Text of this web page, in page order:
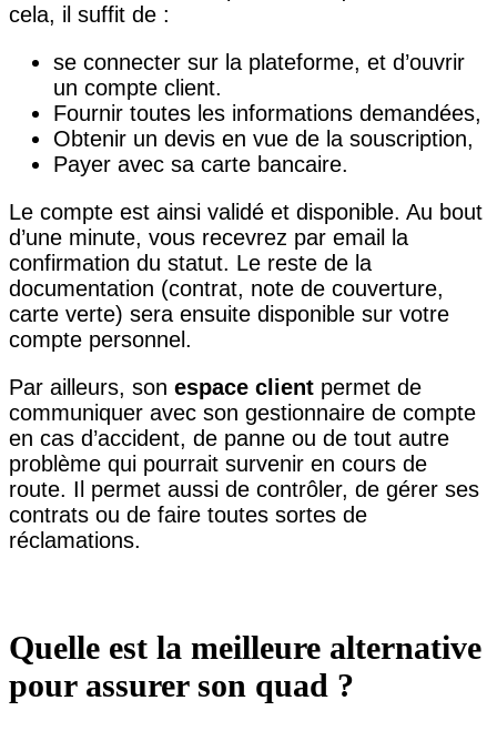
cela, il suffit de :
se connecter sur la plateforme, et d’ouvrir
un compte client.
Fournir toutes les informations demandées,
Obtenir un devis en vue de la souscription,
Payer avec sa carte bancaire.
Le compte est ainsi validé et disponible. Au bout
d’une minute, vous recevrez par email la
confirmation du statut. Le reste de la
documentation (contrat, note de couverture,
carte verte) sera ensuite disponible sur votre
compte personnel.
Par ailleurs, son espace client permet de
communiquer avec son gestionnaire de compte
en cas d’accident, de panne ou de tout autre
problème qui pourrait survenir en cours de
route. Il permet aussi de contrôler, de gérer ses
contrats ou de faire toutes sortes de
réclamations.
Quelle est la meilleure alternative
pour assurer son quad ?